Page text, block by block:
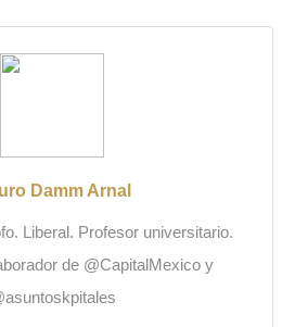
Damm Arnal
Liberal. Profesor universitario.
de @CapitalMexico y